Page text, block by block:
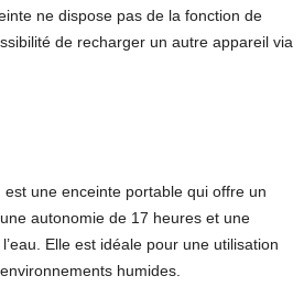
ne dispose pas de la fonction de
de recharger un autre appareil via
est une enceinte portable qui offre un
autonomie de 17 heures et une
Elle est idéale pour une utilisation
humides.